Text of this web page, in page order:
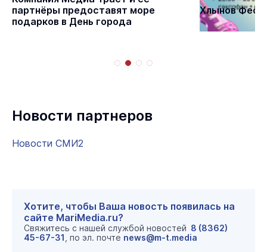
партнёры предоставят море
подарков в День города
Хлынов Фест
Новости партнеров
Новости СМИ2
Хотите, чтобы Ваша новость появилась на
сайте MariMedia.ru?
Свяжитесь с нашей службой новостей 8 (8362)
45-67-31 , по эл. почте news@m-t.media